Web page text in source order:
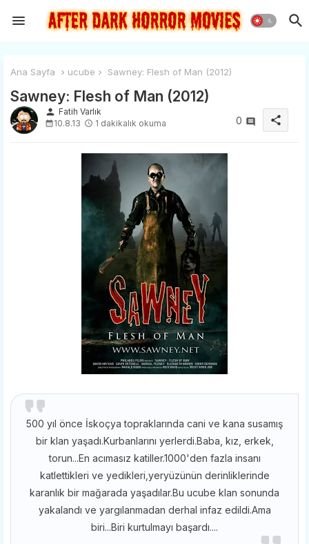
Ana Sayfa ucube Sawney: Flesh of Man (2012)
Sawney: Flesh of Man (2012)
person Fatih Varlık
10.8.13
1 dakikalık okuma 0 share
500 yıl önce İskoçya topraklarında cani ve kana susamış
bir klan yaşadı.Kurbanlarını yerlerdi.Baba, kız, erkek,
torun...En acımasız katiller.1000'den fazla insanı
katlettikleri ve yedikleri,yeryüzünün derinliklerinde
karanlık bir mağarada yaşadılar.Bu ucube klan sonunda
yakalandı ve yargılanmadan derhal infaz edildi.Ama
biri...Biri kurtulmayı başardı....